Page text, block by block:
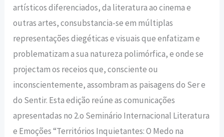
artísticos diferenciados, da literatura ao cinema e
outras artes, consubstancia-se em múltiplas
representações diegéticas e visuais que enfatizam e
problematizam a sua natureza polimórfica, e onde se
projectam os receios que, consciente ou
inconscientemente, assombram as paisagens do Ser e
do Sentir. Esta edição reúne as comunicações
apresentadas no 2.o Seminário Internacional Literatura
e Emoções “Territórios Inquietantes: O Medo na